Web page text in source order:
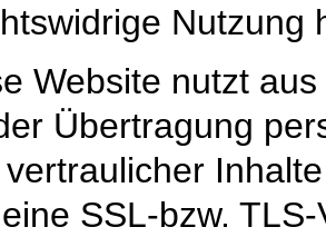
Nutzung
Website nutzt
Übertragung
SSL-bzw.